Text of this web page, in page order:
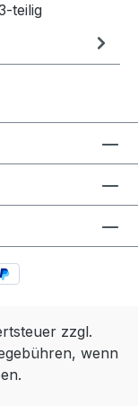
teilig
zzgl.
wenn